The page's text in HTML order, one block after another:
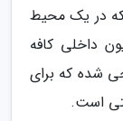
در یک محیط
داخلی کافه
شده که برای
است.